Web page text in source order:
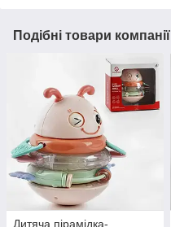
Подібні товари компанії
Дитяча пірамідка-